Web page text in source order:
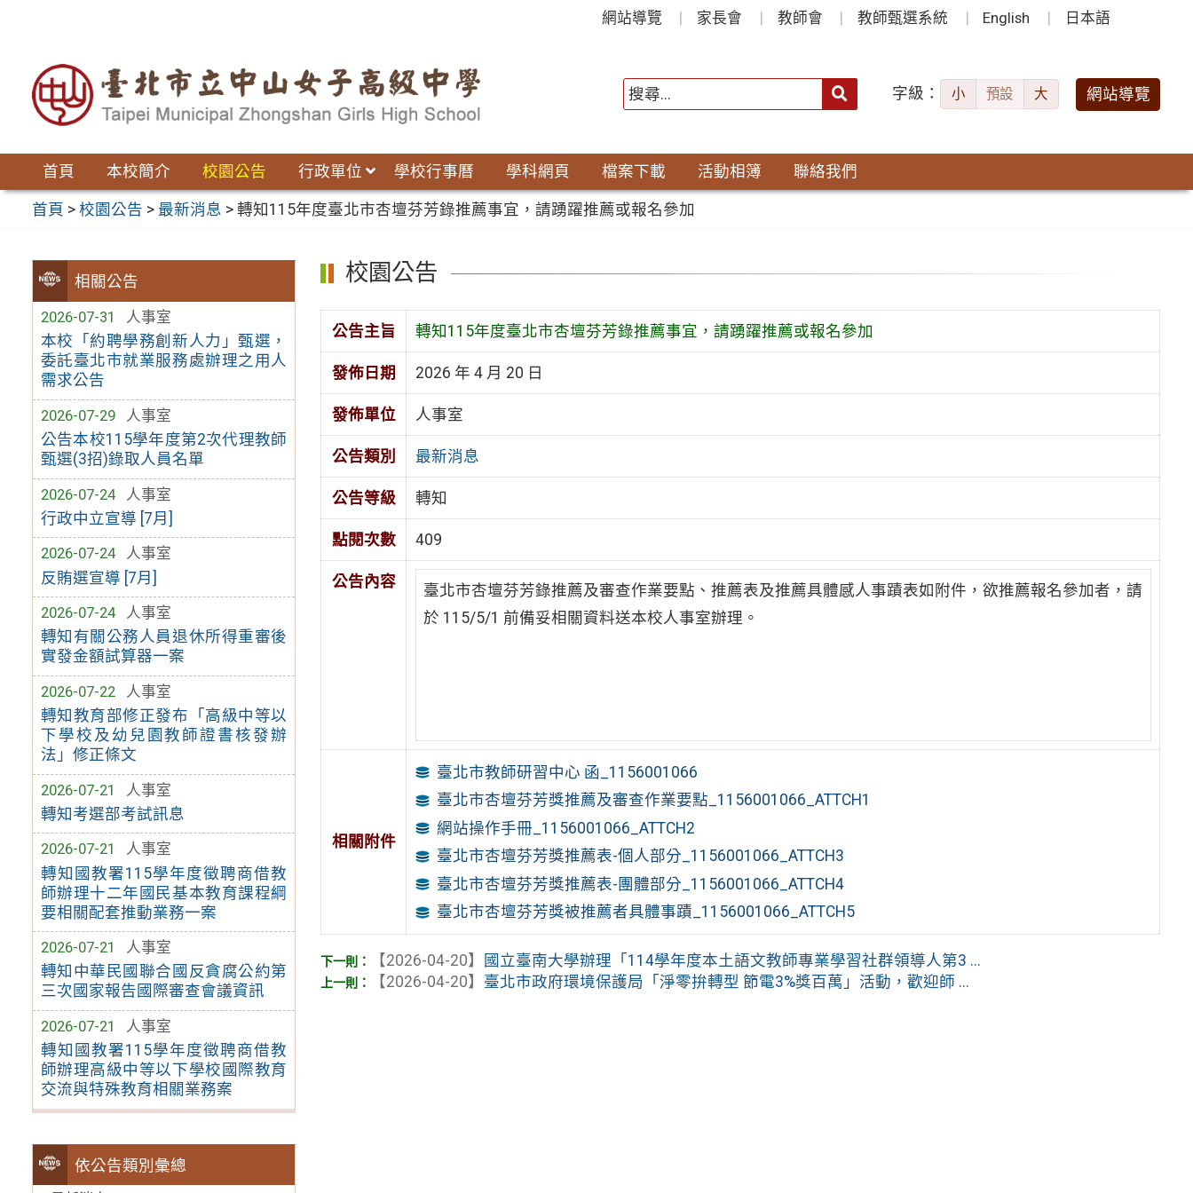
網站導覽 家長會 教師會 教師甄選系統 English 日本語
字級： 小 預設 大 網站導覽
首頁 本校簡介 校園公告 行政單位 學校行事曆 學科網頁 檔案下載 活動相簿 聯絡我們
首頁 >校園公告 > 最新消息 >轉知115年度臺北市杏壇芬芳錄推薦事宜，請踴躍推薦或報名參加
相關公告
2026-07-31
人事室
本校「約聘學務創新人力」甄選，
委託臺北市就業服務處辦理之用人
需求公告
2026-07-29
人事室
公告本校115學年度第2次代理教師
甄選(3招)錄取人員名單
2026-07-24
人事室
行政中立宣導 [7月]
2026-07-24
人事室
反賄選宣導 [7月]
2026-07-24
人事室
轉知有關公務人員退休所得重審後
實發金額試算器一案
2026-07-22
人事室
轉知教育部修正發布「高級中等以
下學校及幼兒園教師證書核發辦
法」修正條文
2026-07-21
人事室
轉知考選部考試訊息
2026-07-21
人事室
轉知國教署115學年度徵聘商借教
師辦理十二年國民基本教育課程綱
要相關配套推動業務一案
2026-07-21
人事室
轉知中華民國聯合國反貪腐公約第
三次國家報告國際審查會議資訊
2026-07-21
人事室
轉知國教署115學年度徵聘商借教
師辦理高級中等以下學校國際教育
交流與特殊教育相關業務案
依公告類別彙總
校園公告
公告主旨 轉知115年度臺北市杏壇芬芳錄推薦事宜，請踴躍推薦或報名參加
發佈日期 2026 年 4 月 20 日
發佈單位 人事室
公告類別 最新消息
公告等級 轉知
點閱次數 409
公告內容
臺北市杏壇芬芳錄推薦及審查作業要點、推薦表及推薦具體感人事蹟表如附件，欲推薦報名參加者，請
於 115/5/1 前備妥相關資料送本校人事室辦理。
相關附件
臺北市教師研習中心 函_1156001066
臺北市杏壇芬芳獎推薦及審查作業要點_1156001066_ATTCH1
網站操作手冊_1156001066_ATTCH2
臺北市杏壇芬芳獎推薦表-個人部分_1156001066_ATTCH3
臺北市杏壇芬芳獎推薦表-團體部分_1156001066_ATTCH4
臺北市杏壇芬芳獎被推薦者具體事蹟_1156001066_ATTCH5
【2026-04-20】
國立臺南大學辦理「114學年度本土語文教師專業學習社群領導人第3 ...
【2026-04-20】 臺北市政府環境保護局「淨零拚轉型 節電3%獎百萬」活動，歡迎師 ...